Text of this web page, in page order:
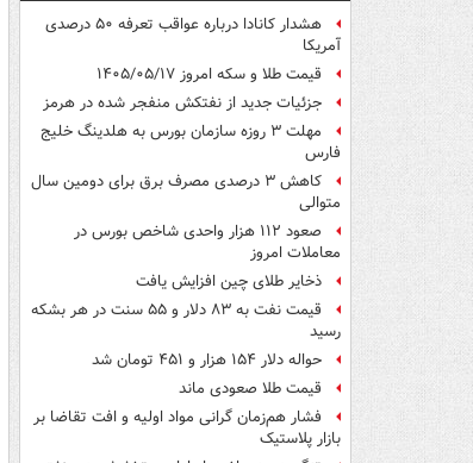
هشدار کانادا درباره عواقب تعرفه ۵۰ درصدی
آمریکا
قیمت طلا و سکه امروز ۱۴۰۵/۰۵/۱۷
جزئیات جدید از نفتکش منفجر شده در هرمز
مهلت ۳ روزه سازمان بورس به هلدینگ خلیج
فارس
کاهش ۳ درصدی مصرف برق برای دومین سال
متوالی
صعود ۱۱۲ هزار واحدی شاخص بورس در
معاملات امروز
ذخایر طلای چین افزایش یافت
قیمت نفت به ۸۳ دلار و ۵۵ سنت در هر بشکه
رسید
حواله دلار ۱۵۴ هزار و ۴۵۱ تومان شد
قیمت طلا صعودی ماند
فشار هم‌زمان گرانی مواد اولیه و افت تقاضا بر
بازار پلاستیک